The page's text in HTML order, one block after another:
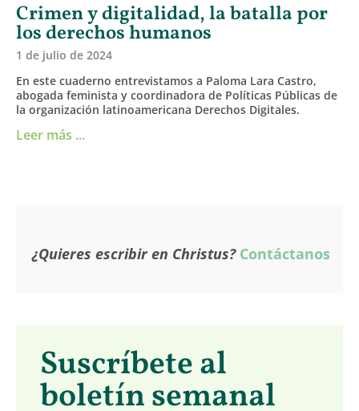
Crimen y digitalidad, la batalla por
los derechos humanos
1 de julio de 2024
En este cuaderno entrevistamos a Paloma Lara Castro,
abogada feminista y coordinadora de Políticas Públicas de
la organización latinoamericana Derechos Digitales.
Leer más ...
¿Quieres escribir en Christus? Contáctanos
Suscríbete al
boletín semanal